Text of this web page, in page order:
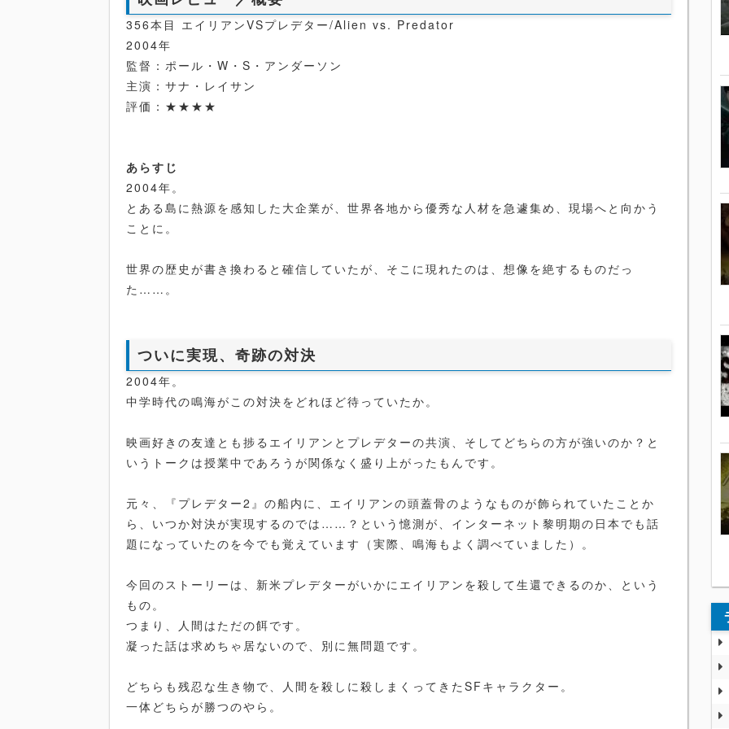
356本目 エイリアンVSプレデター/Alien vs. Predator
2004年
監督：ポール・W・S・アンダーソン
主演：サナ・レイサン
評価：★★★★
あらすじ
2004年。
とある島に熱源を感知した大企業が、世界各地から優秀な人材を急遽集め、現場へと向かう
ことに。
世界の歴史が書き換わると確信していたが、そこに現れたのは、想像を絶するものだっ
た……。
ついに実現、奇跡の対決
2004年。
中学時代の鳴海がこの対決をどれほど待っていたか。
映画好きの友達とも捗るエイリアンとプレデターの共演、そしてどちらの方が強いのか？と
いうトークは授業中であろうが関係なく盛り上がったもんです。
元々、『プレデター2』の船内に、エイリアンの頭蓋骨のようなものが飾られていたことか
ら、いつか対決が実現するのでは……？という憶測が、インターネット黎明期の日本でも話
題になっていたのを今でも覚えています（実際、鳴海もよく調べていました）。
今回のストーリーは、新米プレデターがいかにエイリアンを殺して生還できるのか、という
もの。
つまり、人間はただの餌です。
凝った話は求めちゃ居ないので、別に無問題です。
どちらも残忍な生き物で、人間を殺しに殺しまくってきたSFキャラクター。
一体どちらが勝つのやら。